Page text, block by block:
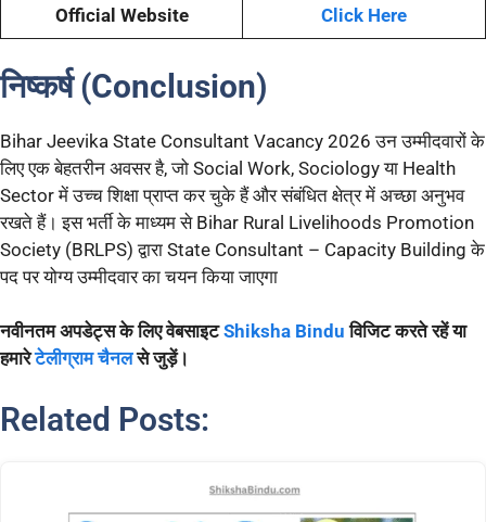
Official Website Click Here
निष्कर्ष (Conclusion)
Bihar Jeevika State Consultant Vacancy 2026 उन उम्मीदवारों के
लिए एक बेहतरीन अवसर है, जो Social Work, Sociology या Health
Sector में उच्च शिक्षा प्राप्त कर चुके हैं और संबंधित क्षेत्र में अच्छा अनुभव
रखते हैं। इस भर्ती के माध्यम से Bihar Rural Livelihoods Promotion
Society (BRLPS) द्वारा State Consultant – Capacity Building के
पद पर योग्य उम्मीदवार का चयन किया जाएगा
नवीनतम अपडेट्स के लिए वेबसाइटShiksha Bindu विजिट करते रहें या
हमारेटेलीग्राम चैनल से जुड़ें।
Related Posts: